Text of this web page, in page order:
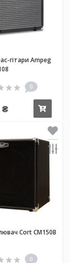
гітари Ampeg
0
₴
Cort CM150B
0